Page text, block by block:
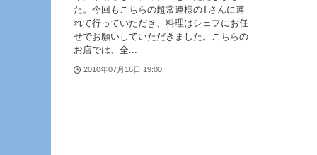
た。今回もこちらの超常連様のTさんに連
れて行っていただき、料理はシェフにお任
せでお願いしていただきました。こちらの
お店では、全...
2010年07月16日 19:00